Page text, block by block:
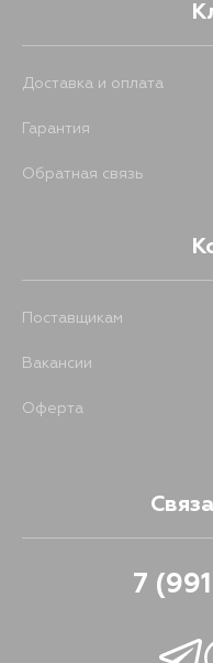
Доставка и оплата
Гарантия
Обратная связь
Поставщикам
Вакансии
Оферта
7